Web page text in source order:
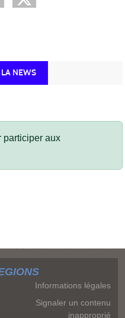
NEWS
participer aux
Informations légales
Signaler un contenu
inapproprié